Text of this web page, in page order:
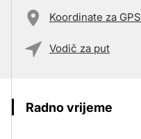
Koordinate za GPS
Vodič za put
Radno vrijeme